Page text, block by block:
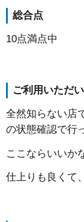
総合点
10点満点中
ご利用いただ
全然知らない店
の状態確認で行
ここならいいか
仕上りも良くて